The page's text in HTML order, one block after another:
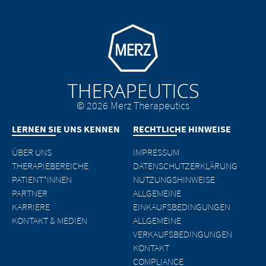
Go to homepage
© 2026 Merz Therapeutics
LERNEN SIE UNS KENNEN
ÜBER UNS
THERAPIEBEREICHE
PATIENT*INNEN
PARTNER
KARRIERE
KONTAKT & MEDIEN
RECHTLICHE HINWEISE
IMPRESSUM
DATENSCHUTZERKLÄRUNG
NUTZUNGSHINWEISE
ALLGEMEINE
EINKAUFSBEDINGUNGEN
ALLGEMEINE
VERKAUFSBEDINGUNGEN
KONTAKT
COMPLIANCE